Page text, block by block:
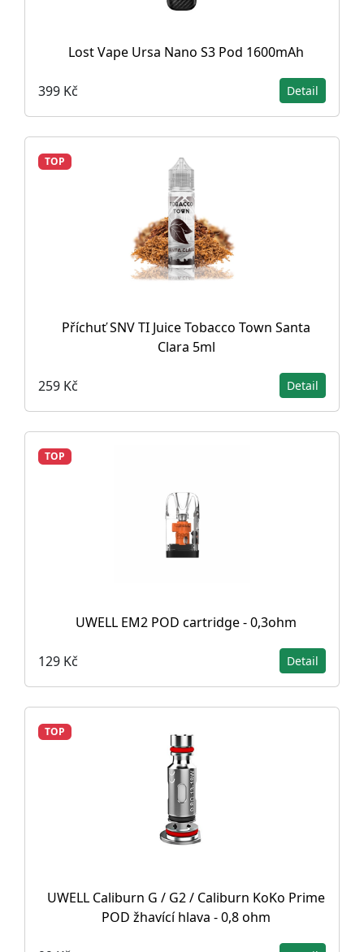
Lost Vape Ursa Nano S3 Pod 1600mAh
399 Kč Detail
TOP
Příchuť SNV TI Juice Tobacco Town Santa
Clara 5ml
259 Kč Detail
TOP
UWELL EM2 POD cartridge - 0,3ohm
129 Kč Detail
TOP
UWELL Caliburn G / G2 / Caliburn KoKo Prime
POD žhavící hlava - 0,8 ohm